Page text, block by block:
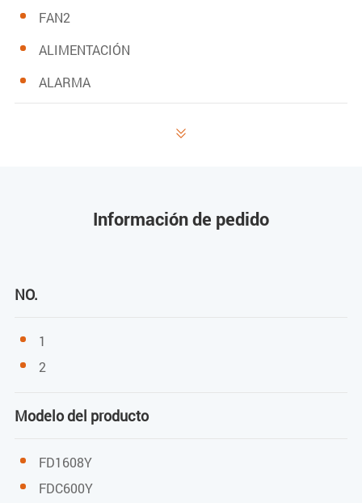
FAN2
ALIMENTACIÓN
ALARMA
Conexión ETH normal
Ventilador 1 funcionando
Ventilador 2 funcionando
Módulo RTU-100 encendido

Información de pedido
NO.
1
2
Modelo del producto
FD1608Y
FDC600Y